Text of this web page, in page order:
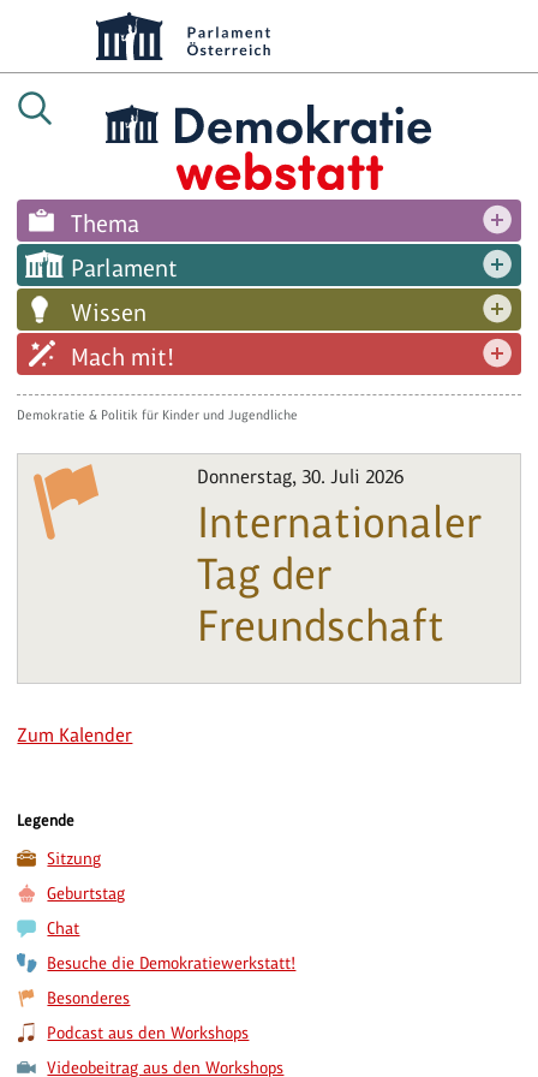
Thema
Parlament
Wissen
Mach mit!
Demokratie & Politik für Kinder und Jugendliche
Donnerstag, 30. Juli 2026
Internationaler
Tag der
Freundschaft
Zum Kalender
Legende
Sitzung
Geburtstag
Chat
Besuche die Demokratiewerkstatt!
Besonderes
Podcast aus den Workshops
Videobeitrag aus den Workshops